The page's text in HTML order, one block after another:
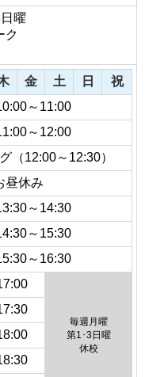
曜
ク
金 土 日
祝
～11:00
～12:00
（12:00～12:30）
昼休み
～14:30
～15:30
～16:30
毎週月曜
第1･3日曜
休校